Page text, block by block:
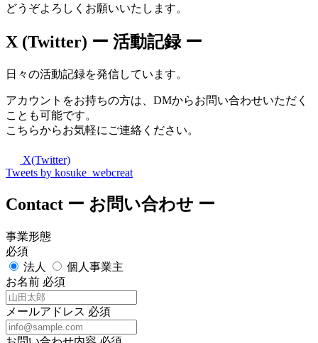
どうぞよろしくお願いいたします。
X (Twitter) ー 活動記録 ー
日々の活動記録を発信しています。
アカウントをお持ちの方は、DMからお問い合わせいただく
ことも可能です。
こちらからお気軽にご連絡ください。
X(Twitter)
Tweets by kosuke_webcreat
Contact ー お問い合わせ ー
事業形態
必須
法人
個人事業主
お名前 必須
メールアドレス 必須